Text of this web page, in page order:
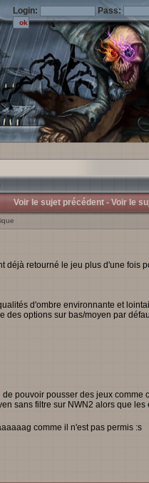
Login: Pass:
Voir le sujet précédent - Voir le
déjà retourné le jeu plus d'une fois
d'ombre environnante et
des options sur bas/moyen par
pouvoir pousser des jeux comme
sans filtre sur NWN2 alors que les
comme il n'est pas permis :s